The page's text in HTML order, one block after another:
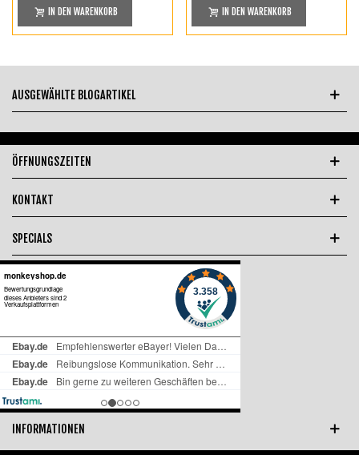
IN DEN WARENKORB IN DEN WARENKORB
AUSGEWÄHLTE BLOGARTIKEL
ÖFFNUNGSZEITEN
KONTAKT
SPECIALS
INFORMATIONEN